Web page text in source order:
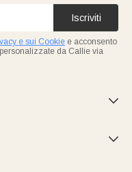
Iscriviti
e sui Cookie e acconsento
da Callie via

